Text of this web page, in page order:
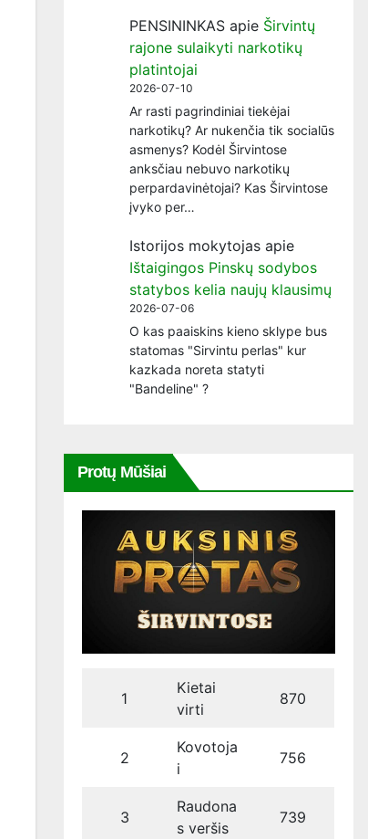
PENSININKAS apie Širvintų
rajone sulaikyti narkotikų
platintojai
2026-07-10
Ar rasti pagrindiniai tiekėjai
narkotikų? Ar nukenčia tik socialūs
asmenys? Kodėl Širvintose
anksčiau nebuvo narkotikų
perpardavinėtojai? Kas Širvintose
įvyko per…
Istorijos mokytojas apie
Ištaigingos Pinskų sodybos
statybos kelia naujų klausimų
2026-07-06
O kas paaiskins kieno sklype bus
statomas "Sirvintu perlas" kur
kazkada noreta statyti
"Bandeline" ?
Protų Mūšiai
1
Kietai
virti
870
2
Kovotoja
i
756
3
Raudona
s veršis
739